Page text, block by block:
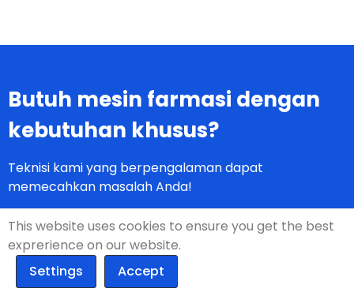
Butuh mesin farmasi dengan
kebutuhan khusus?
Teknisi kami yang berpengalaman dapat
memecahkan masalah Anda!
Hubungi Kami
This website uses cookies to ensure you get the best
exprerience on our website.